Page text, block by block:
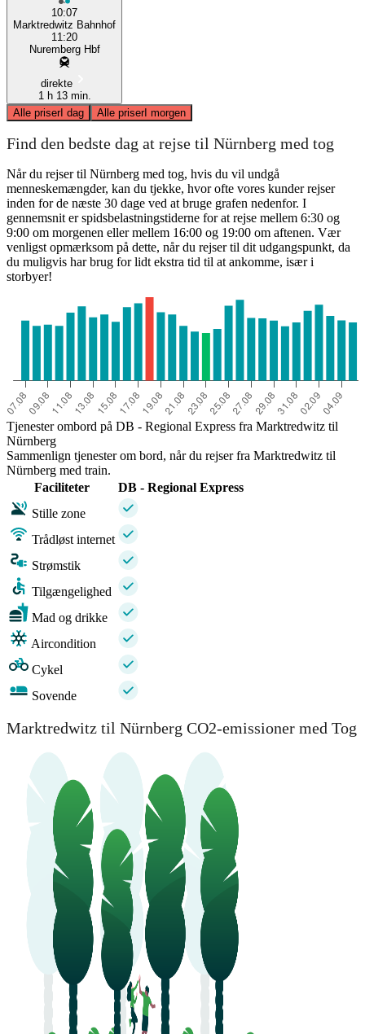
10:07
Marktredwitz Bahnhof
11:20
Nuremberg Hbf
direkte
1 h 13 min.
Alle priserI dag Alle priserI morgen
Find den bedste dag at rejse til Nürnberg med tog
Når du rejser til Nürnberg med tog, hvis du vil undgå
menneskemængder, kan du tjekke, hvor ofte vores kunder rejser
inden for de næste 30 dage ved at bruge grafen nedenfor. I
gennemsnit er spidsbelastningstiderne for at rejse mellem 6:30 og
9:00 om morgenen eller mellem 16:00 og 19:00 om aftenen. Vær
venligst opmærksom på dette, når du rejser til dit udgangspunkt, da
du muligvis har brug for lidt ekstra tid til at ankomme, især i
storbyer!
Tjenester ombord på DB - Regional Express fra Marktredwitz til
Nürnberg
Sammenlign tjenester om bord, når du rejser fra Marktredwitz til
Nürnberg med train.
Faciliteter
DB - Regional Express
Stille zone
Trådløst internet
Strømstik
Tilgængelighed
Mad og drikke
Aircondition
Cykel
Sovende
Marktredwitz til Nürnberg CO2-emissioner med Tog